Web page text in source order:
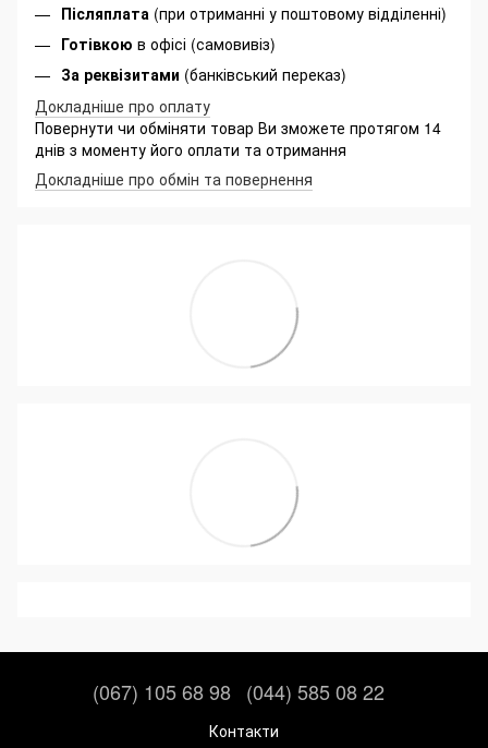
Післяплата (при отриманні у поштовому відділенні)
Готівкою в офісі (самовивіз)
За реквізитами (банківський переказ)
Докладніше про оплату
Повернути чи обміняти товар Ви зможете протягом 14
днів з моменту його оплати та отримання
Докладніше про обмін та повернення
(067) 105 68 98 (044) 585 08 22
Контакти